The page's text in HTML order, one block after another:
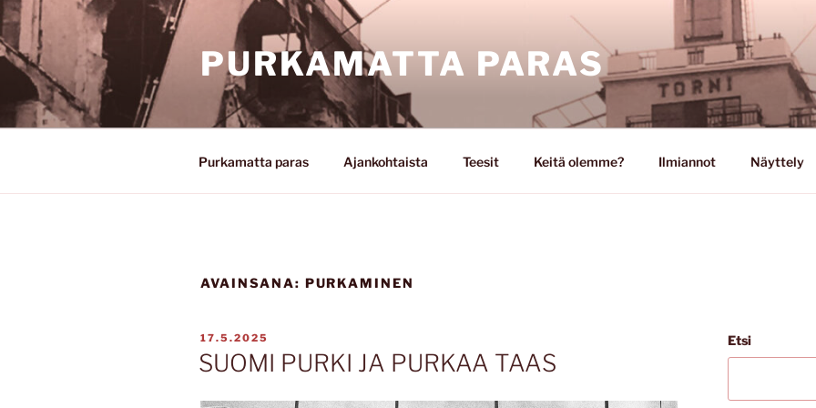
Siirry
sisältöön
PURKAMATTA PARAS
Purkamatta paras Ajankohtaista Teesit Keitä olemme? Ilmiannot Näyttely
AVAINSANA: PURKAMINEN
JULKAISTU
17.5.2025
SUOMI PURKI JA PURKAA TAAS
Etsi